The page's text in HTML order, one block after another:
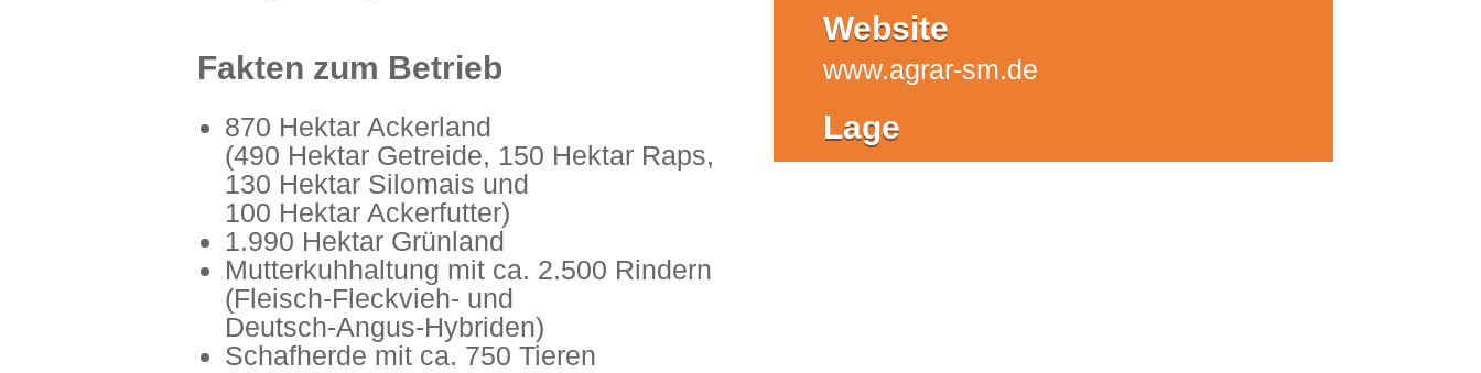
Fakten zum Betrieb
870 Hektar Ackerland
(490 Hektar Getreide, 150 Hektar Raps,
130 Hektar Silomais und
100 Hektar Ackerfutter)
1.990 Hektar Grünland
Mutterkuhhaltung mit ca. 2.500 Rindern
(Fleisch-Fleckvieh- und
Deutsch-Angus-Hybriden)
Schafherde mit ca. 750 Tieren
Website
www.agrar-sm.de
Lage